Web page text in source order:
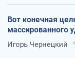
Вот конечная
массированного
Игорь Чернецкий